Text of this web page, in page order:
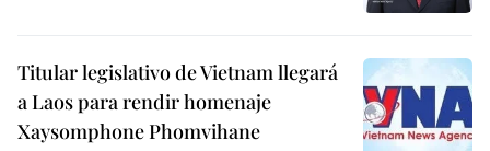
Titular legislativo de Vietnam llegará
a Laos para rendir homenaje
Xaysomphone Phomvihane